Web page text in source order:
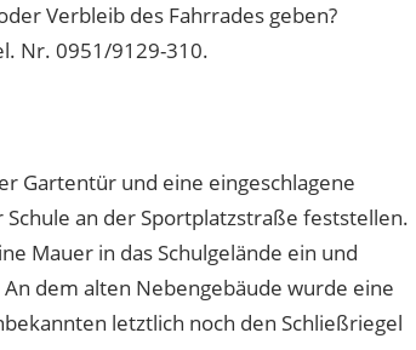
Verbleib des Fahrrades geben?
Nr. 0951/9129-310.
Gartentür und eine eingeschlagene
an der Sportplatzstraße feststellen.
Mauer in das Schulgelände ein und
dem alten Nebengebäude wurde eine
letztlich noch den Schließriegel